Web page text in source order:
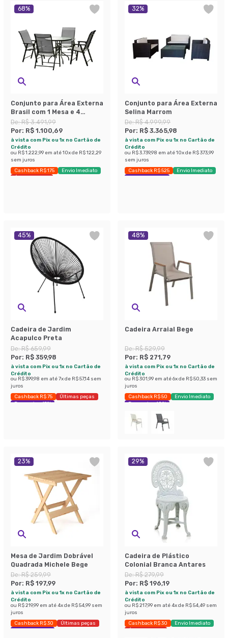
68%
Conjunto para Área Externa
Brasil com 1 Mesa e 4
Cadeiras
De:R$ 3.491,99
Por: R$ 1.100,69
à vista com Pix ou 1x no Cartão de
Crédito
ou R$ 1.222,99 em até10x de R$ 122,29
sem juros
Cashback R$ 175
Envio Imediato
Últimas peças
32%
Conjunto para Área Externa
Selina Marrom
De:R$ 4.999,99
Por: R$ 3.365,98
à vista com Pix ou 1x no Cartão de
Crédito
ou R$ 3.739,98 em até10x de R$ 373,99
sem juros
Cashback R$ 525
Envio Imediato
Exclusivo Mobly
45%
Cadeira de Jardim
Acapulco Preta
De:R$ 659,99
Por: R$ 359,98
à vista com Pix ou 1x no Cartão de
Crédito
ou R$ 399,98 em até7x de R$ 57,14 sem
juros
Cashback R$ 75
Últimas peças
Economize 45%
48%
Cadeira Arraial Bege
De:R$ 529,99
Por: R$ 271,79
à vista com Pix ou 1x no Cartão de
Crédito
ou R$ 301,99 em até6x de R$ 50,33 sem
juros
Cashback R$ 50
Envio Imediato
Economize 48%
23%
Mesa de Jardim Dobrável
Quadrada Michele Bege
De:R$ 259,99
Por: R$ 197,99
à vista com Pix ou 1x no Cartão de
Crédito
ou R$ 219,99 em até4x de R$ 54,99 sem
juros
Cashback R$ 30
Últimas peças
Economize 23%
29%
Cadeira de Plástico
Colonial Branca Antares
De:R$ 279,99
Por: R$ 196,19
à vista com Pix ou 1x no Cartão de
Crédito
ou R$ 217,99 em até4x de R$ 54,49 sem
juros
Cashback R$ 30
Envio Imediato
Últimas peças